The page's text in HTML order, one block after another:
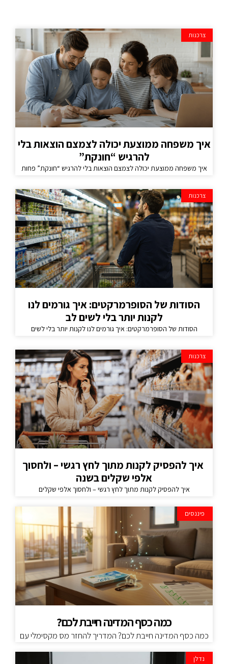
צרכנות
איך משפחה ממוצעת יכולה לצמצם הוצאות בלי
להרגיש “חונקת”
איך משפחה ממוצעת יכולה לצמצם הוצאות בלי להרגיש “חונקת” פחות
צרכנות
הסודות של הסופרמרקטים: איך גורמים לנו
לקנות יותר בלי לשים לב
הסודות של הסופרמרקטים: איך גורמים לנו לקנות יותר בלי לשים
צרכנות
איך להפסיק לקנות מתוך לחץ רגשי – ולחסוך
אלפי שקלים בשנה
איך להפסיק לקנות מתוך לחץ רגשי – ולחסוך אלפי שקלים
פיננסים
כמה כסף המדינה חייבת לכם?
כמה כסף המדינה חייבת לכם? המדריך להחזר מס מקסימלי עם
נדלן